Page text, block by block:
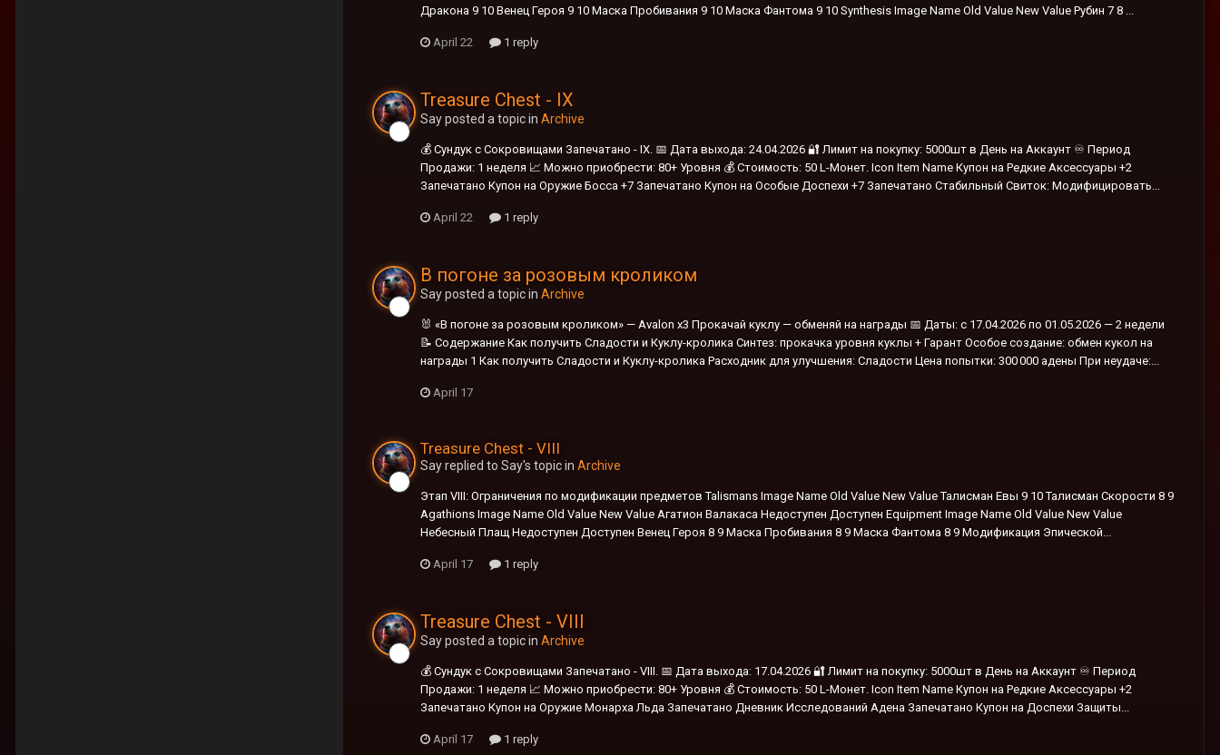
Дракона 9 10 Венец Героя 9 10 Маска Пробивания 9 10 Маска Фантома 9 10 Synthesis Image Name Old Value New Value Рубин 7 8 ...
April 22 1 reply
Treasure Chest - IX
Say posted a topic in Archive
💰 Сундук с Сокровищами Запечатано - IX. 📅 Дата выхода: 24.04.2026 🔐 Лимит на покупку: 5000шт в День на Аккаунт ♾️ Период
Продажи: 1 неделя 📈 Можно приобрести: 80+ Уровня 💰 Стоимость: 50 L-Монет. Icon Item Name Купон на Редкие Аксессуары +2
Запечатано Купон на Оружие Босса +7 Запечатано Купон на Особые Доспехи +7 Запечатано Стабильный Свиток: Модифицировать...
April 22 1 reply
В погоне за розовым кроликом
Say posted a topic in Archive
🐰 «В погоне за розовым кроликом» — Avalon x3 Прокачай куклу — обменяй на награды 📅 Даты: с 17.04.2026 по 01.05.2026 — 2 недели
📝 Содержание Как получить Сладости и Куклу-кролика Синтез: прокачка уровня куклы + Гарант Особое создание: обмен кукол на
награды 1 Как получить Сладости и Куклу-кролика Расходник для улучшения: Сладости Цена попытки: 300 000 адены При неудаче:...
April 17
Treasure Chest - VIII
Say replied to Say's topic in Archive
Этап VIII: Ограничения по модификации предметов Talismans Image Name Old Value New Value Талисман Евы 9 10 Талисман Скорости 8 9
Agathions Image Name Old Value New Value Агатион Валакаса Недоступен Доступен Equipment Image Name Old Value New Value
Небесный Плащ Недоступен Доступен Венец Героя 8 9 Маска Пробивания 8 9 Маска Фантома 8 9 Модификация Эпической...
April 17 1 reply
Treasure Chest - VIII
Say posted a topic in Archive
💰 Сундук с Сокровищами Запечатано - VIII. 📅 Дата выхода: 17.04.2026 🔐 Лимит на покупку: 5000шт в День на Аккаунт ♾️ Период
Продажи: 1 неделя 📈 Можно приобрести: 80+ Уровня 💰 Стоимость: 50 L-Монет. Icon Item Name Купон на Редкие Аксессуары +2
Запечатано Купон на Оружие Монарха Льда Запечатано Дневник Исследований Адена Запечатано Купон на Доспехи Защиты...
April 17 1 reply